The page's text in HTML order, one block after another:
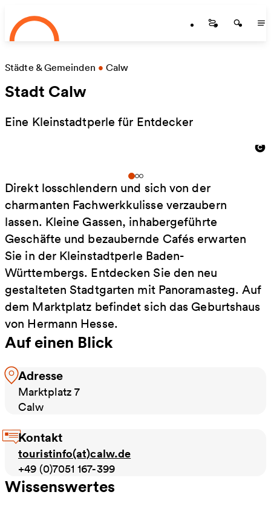
Zum Hauptinhalt springen
Startseite
Städte & Gemeinden • Calw
Stadt Calw
Eine Kleinstadtperle für Entdecker
Direkt losschlendern und sich von der
charmanten Fachwerkkulisse verzaubern
lassen. Kleine Gassen, inhabergeführte
Geschäfte und bezaubernde Cafés erwarten
Sie in der Kleinstadtperle Baden-
Württembergs. Entdecken Sie den neu
gestalteten Stadtgarten mit Panoramasteg. Auf
dem Marktplatz befindet sich das Geburtshaus
von Hermann Hesse.
Auf einen Blick
Adresse
Marktplatz 7
Calw
Kontakt
touristinfo(at)calw.de
+49 (0)7051 167-399
Wissenswertes